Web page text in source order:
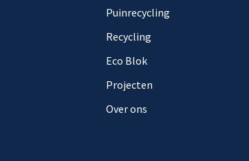
Puinrecycling
Recycling
Eco Blok
Projecten
Over ons